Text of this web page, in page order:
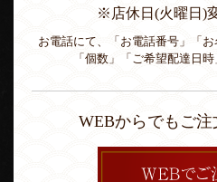
※店休日(火曜日)
お電話にて、「お電話番号」「お
「個数」「ご希望配達日
WEBからでもご